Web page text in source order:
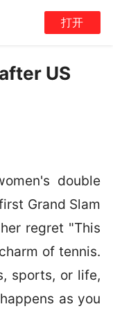
打开
US
double
Grand Slam
regret "This
of tennis.
sports, or life,
as you